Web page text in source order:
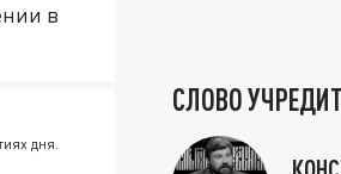
в
дня.
СЛОВО